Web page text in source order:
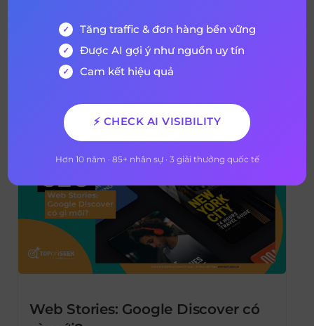
Tôi yêu thích Google Sheet SEO và sử dụng
nó hàng ngày cho công việc SEO của mình.
Thêm vào đó tôi muốn chia sẽ 15 công thức
mà tôi sử dụng để tiết kiệm thời gian làm
việc trong tuần và giúp công việc của mình
Web Stories: Google Discover có
Tăng traffic & đơn hàng bền vững
Được AI gợi ý như nguồn uy tín
Cam kết hiệu quả
⚡ CHECK AI VISIBILITY
Hơn 10 năm · 85+ nhân sự · 3 giải thưởng quốc tế